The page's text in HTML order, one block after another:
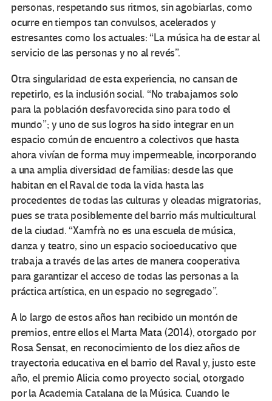
personas, respetando sus ritmos, sin agobiarlas, como
ocurre en tiempos tan convulsos, acelerados y
estresantes como los actuales: “La música ha de estar al
servicio de las personas y no al revés”.
Otra singularidad de esta experiencia, no cansan de
repetirlo, es la inclusión social. “No trabajamos solo
para la población desfavorecida sino para todo el
mundo”; y uno de sus logros ha sido integrar en un
espacio común de encuentro a colectivos que hasta
ahora vivían de forma muy impermeable, incorporando
a una amplia diversidad de familias: desde las que
habitan en el Raval de toda la vida hasta las
procedentes de todas las culturas y oleadas migratorias,
pues se trata posiblemente del barrio más multicultural
de la ciudad. “Xamfrà no es una escuela de música,
danza y teatro, sino un espacio socioeducativo que
trabaja a través de las artes de manera cooperativa
para garantizar el acceso de todas las personas a la
práctica artística, en un espacio no segregado”.
A lo largo de estos años han recibido un montón de
premios, entre ellos el Marta Mata (2014), otorgado por
Rosa Sensat, en reconocimiento de los diez años de
trayectoria educativa en el barrio del Raval y, justo este
año, el premio Alicia como proyecto social, otorgado
por la Academia Catalana de la Música. Cuando le